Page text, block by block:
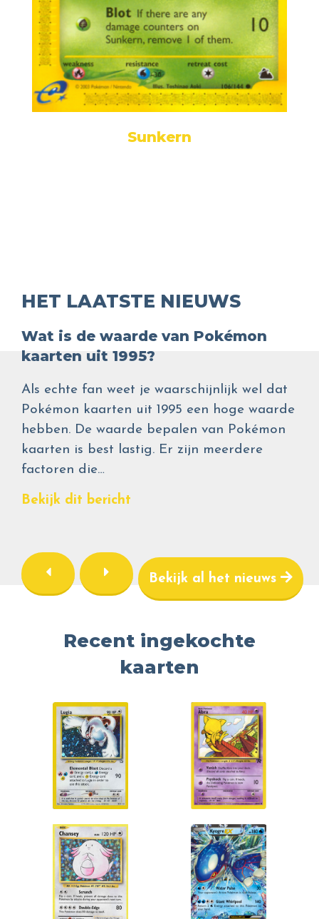
Sunkern
HET LAATSTE NIEUWS
Wat is de waarde van Pokémon
kaarten uit 1995?
Als echte fan weet je waarschijnlijk wel dat
Pokémon kaarten uit 1995 een hoge waarde
hebben. De waarde bepalen van Pokémon
kaarten is best lastig. Er zijn meerdere
factoren die…
Bekijk dit bericht
Bekijk al het nieuws
Recent ingekochte
kaarten